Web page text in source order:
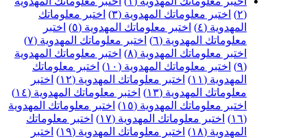
(٢)
اختبر معلوماتك المهدوية (٣)
اختبر معلوماتك
المهدوية (٤)
اختبر معلوماتك المهدوية (٥)
اختبر
معلوماتك المهدوية (٦)
اختبر معلوماتك المهدوية (٧)
اختبر معلوماتك المهدوية (٨)
اختبر معلوماتك المهدوية
(٩)
اختبر معلوماتك المهدوية (١٠)
اختبر معلوماتك
المهدوية (١١)
اختبر معلوماتك المهدوية (١٢)
اختبر
معلوماتك المهدوية (١٣)
اختبر معلوماتك المهدوية (١٤)
اختبر معلوماتك المهدوية (١٥)
اختبر معلوماتك المهدوية
(١٦)
اختبر معلوماتك المهدوية (١٧)
اختبر معلوماتك
المهدوية (١٨)
اختبر معلوماتك المهدوية (١٩)
اختبر